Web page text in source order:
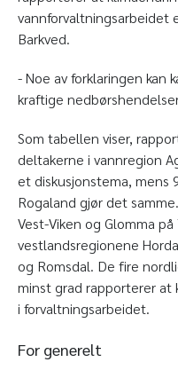
vannforvaltningsarbeidet
Barkved.
- Noe av forklaringen kan
kraftige
Som tabellen viser,
deltakerne i vannregion
et diskusjonstema, mens
Rogaland gjør det
Vest-Viken og Glomma
vestlandsregionene
og Romsdal. De fire
minst grad rapporterer
i forvaltningsarbeidet.
For generelt